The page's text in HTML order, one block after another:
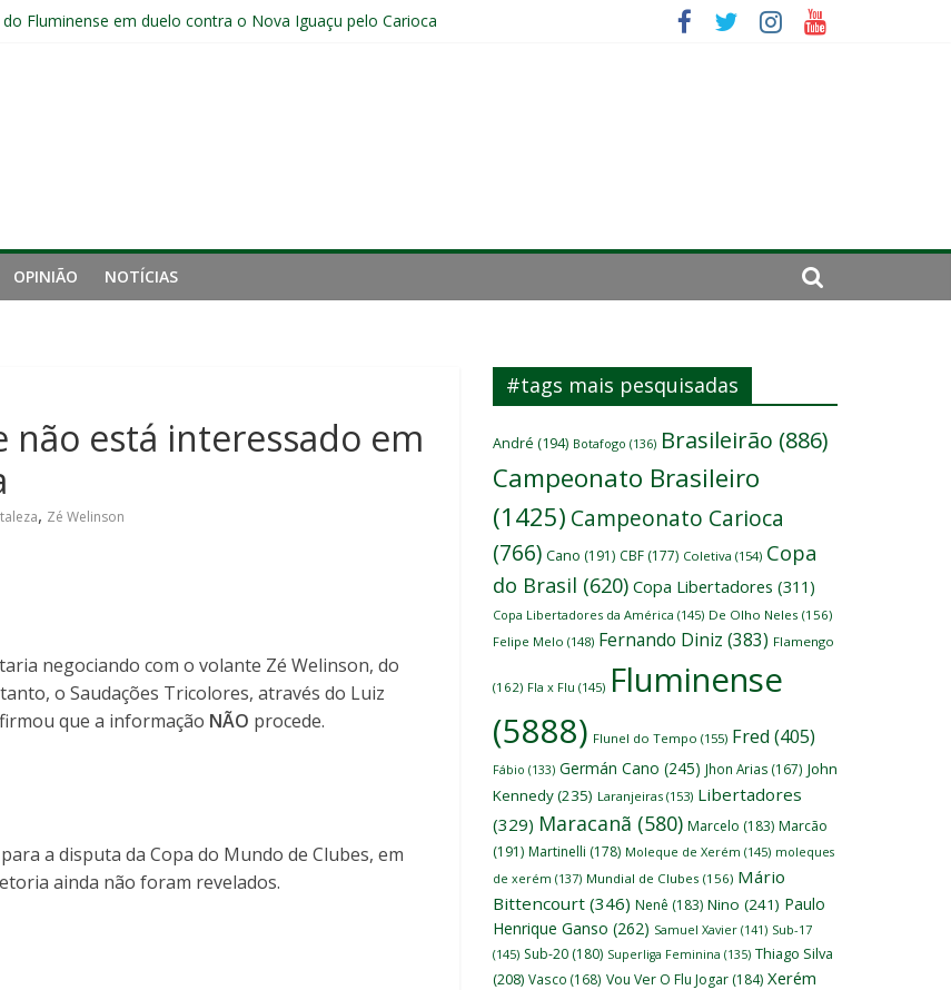
Fluminense em duelo contra o Nova Iguaçu pelo Carioca
aproveitamento inferior a 42% contra o Botafogo como visitante
estreia no time principal do New York City
OPINIÃO NOTÍCIAS
não está interessado em
, Zé Welinson
negociando com o volante Zé Welinson, do
o Saudações Tricolores, através do Luiz
que a informação NÃO procede.
a disputa da Copa do Mundo de Clubes, em
ainda não foram revelados.
#tags mais pesquisadas
André (194) Botafogo (136) Brasileirão (886)
Campeonato Brasileiro
(1425) Campeonato Carioca
(766) Cano (191) CBF (177) Coletiva (154) Copa
do Brasil (620) Copa Libertadores (311)
Copa Libertadores da América (145) De Olho Neles (156)
Felipe Melo (148) Fernando Diniz (383) Flamengo
(162) Fla x Flu (145) Fluminense
(5888) Flunel do Tempo (155) Fred (405)
Fábio (133) Germán Cano (245) Jhon Arias (167) John
Kennedy(235) Laranjeiras (153) Libertadores
(329) Maracanã (580) Marcelo (183) Marcão
(191) Martinelli (178) Moleque de Xerém (145) moleques
de xerém (137) Mundial de Clubes (156) Mário
Bittencourt (346) Nenê (183) Nino (241) Paulo
Henrique Ganso (262) Samuel Xavier (141) Sub-17
(145) Sub-20 (180) Superliga Feminina (135) Thiago Silva
(208) Vasco (168) Vou Ver O Flu Jogar (184) Xerém